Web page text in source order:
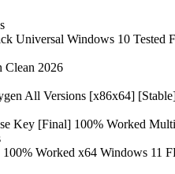
Universal Windows 10 Tested
Clean 2026
All Versions [x86x64]
Key [Final] 100% Worked
Worked x64 Windows 11